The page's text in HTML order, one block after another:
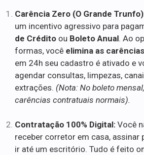
Carência Zero (O Grande
um incentivo agressivo para
de Crédito ou Boleto Anual. Ao
formas, você elimina as carências
em 24h seu cadastro é ativado e
agendar consultas, limpezas,
extrações. (Nota: No boleto
carências contratuais normais).
Contratação 100% Digital: Você
receber corretor em casa, assinar
ir até um escritório. Tudo é feito